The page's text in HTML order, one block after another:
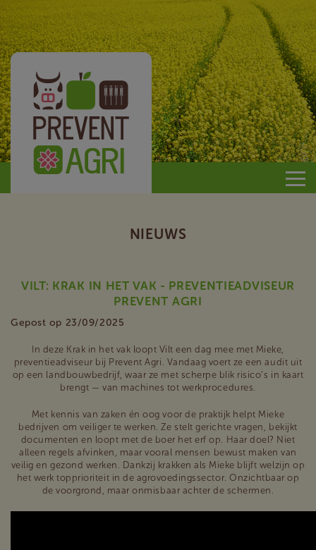
Prevent
NIEUWS
VILT: KRAK IN HET VAK - PREVENTIEADVISEUR
PREVENT AGRI
Gepost op 23/09/2025
In deze Krak in het vak loopt Vilt een dag mee met Mieke,
preventieadviseur bij Prevent Agri. Vandaag voert ze een audit uit
op een landbouwbedrijf, waar ze met scherpe blik risico’s in kaart
brengt — van machines tot werkprocedures.
Met kennis van zaken én oog voor de praktijk helpt Mieke
bedrijven om veiliger te werken. Ze stelt gerichte vragen, bekijkt
documenten en loopt met de boer het erf op. Haar doel? Niet
alleen regels afvinken, maar vooral mensen bewust maken van
veilig en gezond werken. Dankzij krakken als Mieke blijft welzijn op
het werk topprioriteit in de agrovoedingssector. Onzichtbaar op
de voorgrond, maar onmisbaar achter de schermen.